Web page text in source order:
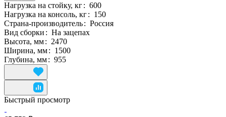
Нагрузка на стойку, кг: 600
Нагрузка на консоль, кг: 150
Страна-производитель: Россия
Вид сборки : На зацепах
Высота, мм: 2470
Ширина, мм: 1500
Глубина, мм: 955
Быстрый просмотр